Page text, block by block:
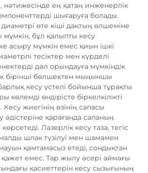
нәтижесінде ең қатаң инженерлік
шығаруға болады.
диаметрі өте кіші дақтың өлшеміне
мүмкін, бұл қалыпты кесу
асыру мүмкін емес қиын ішкі
тесіктер мен күрделі
дәл орындауға мүмкіндік
бірінші бөлшектен мыңыншы
кесу үстелі бойынша тұрақты
көлемді өндірісте біркелкілікті
Кесу жиегінің өзінің сапасы
әдістеріне қарағанда сапаның
Лазерлік кесу таза, тегіс
шлак түзілуі мен шамамен
қамтамасыз етеді, сондықтан
қажет емес. Тар жылу әсері аймағы
қасиеттерін кесу сызығының